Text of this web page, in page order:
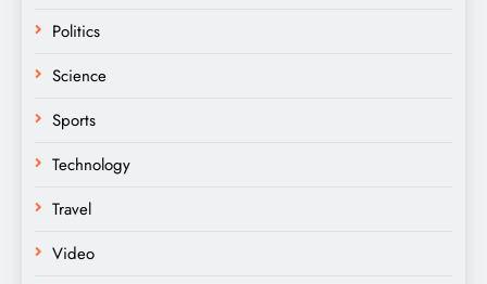
Politics
Science
Sports
Technology
Travel
Video